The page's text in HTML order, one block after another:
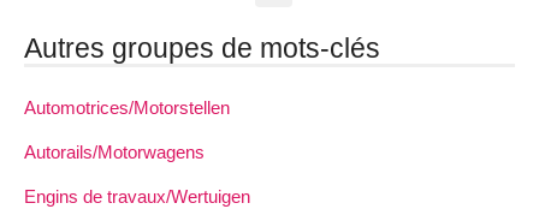
Autres groupes de mots-clés
Automotrices/Motorstellen
Autorails/Motorwagens
Engins de travaux/Wertuigen